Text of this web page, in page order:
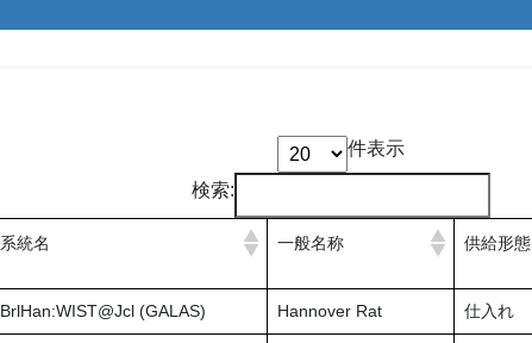
件表示
検索:
系統名 一般名称 供給形態
BrlHan:WIST@Jcl (GALAS) Hannover Rat 仕入れ